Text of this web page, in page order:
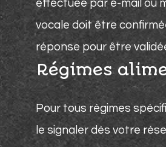
effectuée par e-mail ou
vocale doit être
réponse pour être
Régimes
Pour tous régimes
le signaler dès votre